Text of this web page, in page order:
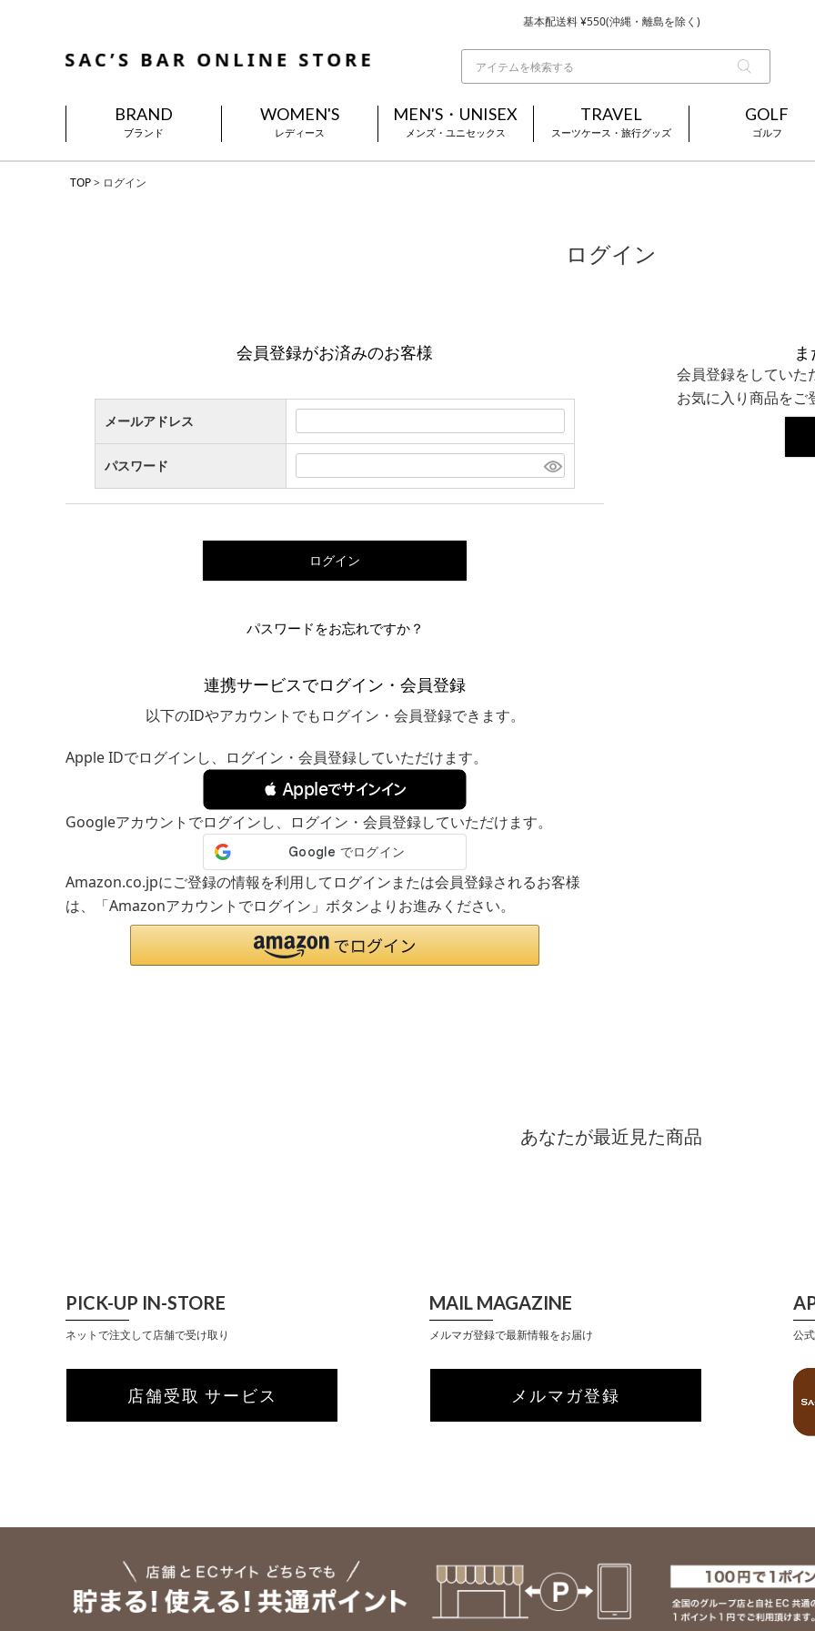
基本配送料 ¥550(沖縄・離島を除く)
BRAND
ブランド
WOMEN'S
レディース
MEN'S・UNISEX
メンズ・ユニセックス
TRAVEL
スーツケース・旅行グッズ
GOLF
ゴルフ
TOP ログイン
ログイン
会員登録がお済みのお客様
メールアドレス
パスワード
ログイン
パスワードをお忘れですか？
連携サービスでログイン・会員登録
以下のIDやアカウントでもログイン・会員登録できます。
Apple IDでログインし、ログイン・会員登録していただけます。
 Appleでサインイン
Googleアカウントでログインし、ログイン・会員登録していただけます。
Amazon.co.jpにご登録の情報を利用してログインまたは会員登録されるお客様
は、「Amazonアカウントでログイン」ボタンよりお進みください。
会員登録をしていた
お気に入り商品をご
あなたが最近見た商品
PICK-UP IN-STORE
ネットで注文して店舗で受け取り
店舗受取 サービス
MAIL MAGAZINE
メルマガ登録で最新情報をお届け
メルマガ登録
公